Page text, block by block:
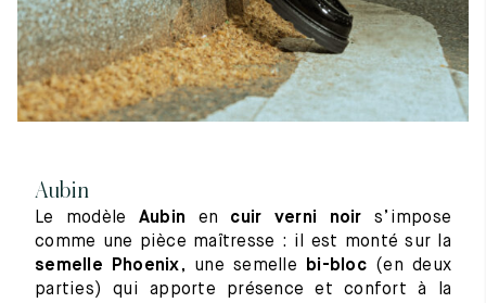
Aubin
Le modèle Aubin en cuir verni noir s’impose
comme une pièce maîtresse : il est monté sur la
semelle Phoenix, une semelle bi-bloc(en deux
parties) qui apporte présence et confort à la